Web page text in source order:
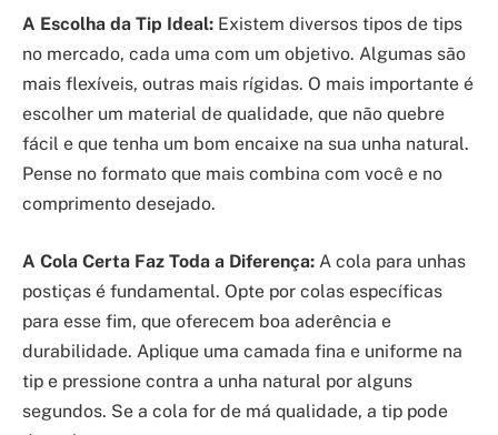
A Escolha da Tip Ideal: Existem diversos tipos de tips
no mercado, cada uma com um objetivo. Algumas são
mais flexíveis, outras mais rígidas. O mais importante é
escolher um material de qualidade, que não quebre
fácil e que tenha um bom encaixe na sua unha natural.
Pense no formato que mais combina com você e no
comprimento desejado.
A Cola Certa Faz Toda a Diferença: A cola para unhas
postiças é fundamental. Opte por colas específicas
para esse fim, que oferecem boa aderência e
durabilidade. Aplique uma camada fina e uniforme na
tip e pressione contra a unha natural por alguns
segundos. Se a cola for de má qualidade, a tip pode